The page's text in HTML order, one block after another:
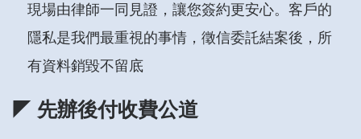
現場由律師一同見證，讓您簽約更安心。客戶的
隱私是我們最重視的事情，徵信委託結案後，所
有資料銷毀不留底
◤ 先辦後付收費公道